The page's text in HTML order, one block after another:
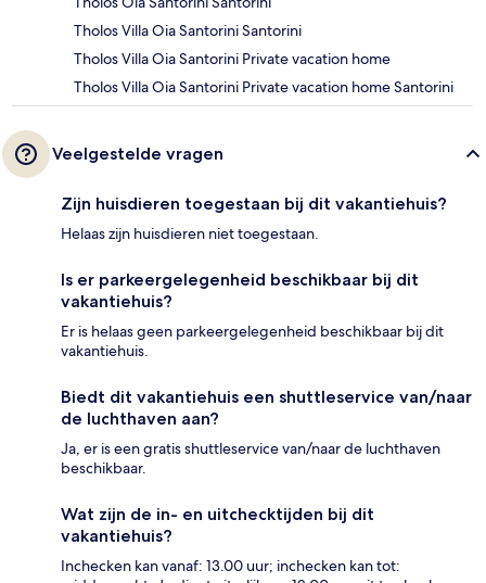
Tholos Villa Oia Santorini Santorini
Tholos Villa Oia Santorini Private vacation home
Tholos Villa Oia Santorini Private vacation home Santorini
Veelgestelde vragen
Zijn huisdieren toegestaan bij dit vakantiehuis?
Helaas zijn huisdieren niet toegestaan.
Is er parkeergelegenheid beschikbaar bij dit
vakantiehuis?
Er is helaas geen parkeergelegenheid beschikbaar bij dit
vakantiehuis.
Biedt dit vakantiehuis een shuttleservice van/naar
de luchthaven aan?
Ja, er is een gratis shuttleservice van/naar de luchthaven
beschikbaar.
Wat zijn de in- en uitchecktijden bij dit
vakantiehuis?
Inchecken kan vanaf: 13.00 uur; inchecken kan tot: